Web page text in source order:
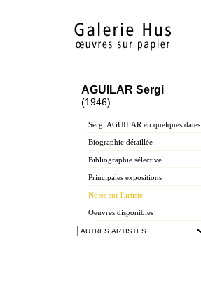
AGUILAR Sergi
(1946)
Sergi AGUILAR en quelques dates
Biographie détaillée
Bibliographie sélective
Principales expositions
Notes sur l'artiste
Oeuvres disponibles